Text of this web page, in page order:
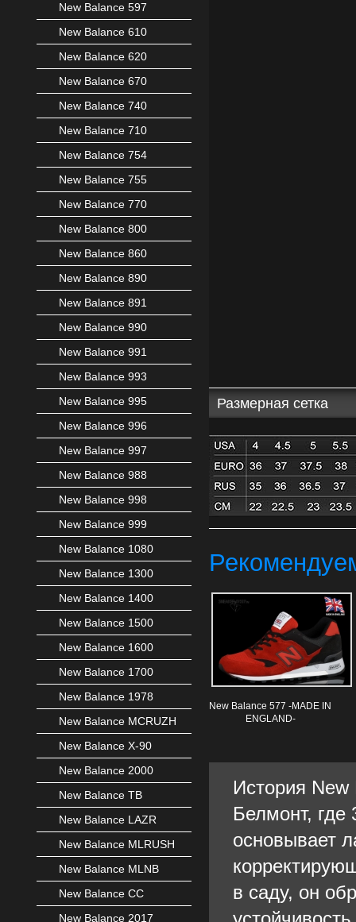
New Balance 597
New Balance 610
New Balance 620
New Balance 670
New Balance 740
New Balance 710
New Balance 754
New Balance 755
New Balance 770
New Balance 800
New Balance 860
New Balance 890
New Balance 891
New Balance 990
New Balance 991
New Balance 993
New Balance 995
New Balance 996
New Balance 997
New Balance 988
New Balance 998
New Balance 999
New Balance 1080
New Balance 1300
New Balance 1400
New Balance 1500
New Balance 1600
New Balance 1700
New Balance 1978
New Balance MCRUZH
New Balance X-90
New Balance 2000
New Balance TB
New Balance LAZR
New Balance MLRUSH
New Balance MLNB
New Balance CC
New Balance 2017
Размерная сетка
New Balance 577 -MADE IN
ENGLAND-
История
Белмонт, где
основывает
в саду, он